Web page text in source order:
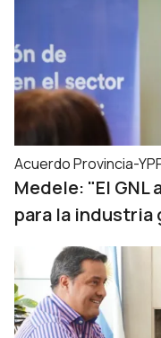
Acuerdo Provincia-
Medele: "El GNL
para la industria